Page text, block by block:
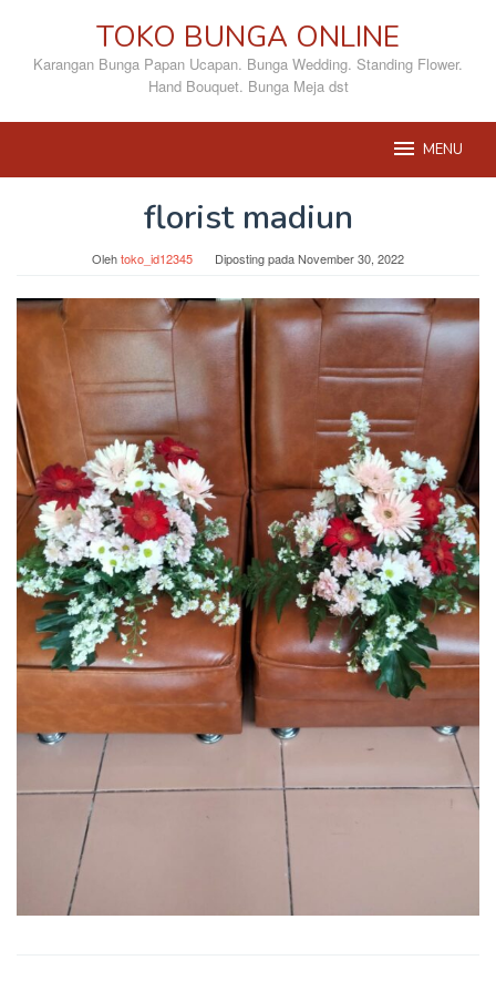
konten
TOKO BUNGA ONLINE
Karangan Bunga Papan Ucapan. Bunga Wedding. Standing Flower.
Hand Bouquet. Bunga Meja dst
MENU
florist madiun
Olehtoko_id12345 Diposting padaNovember 30, 2022